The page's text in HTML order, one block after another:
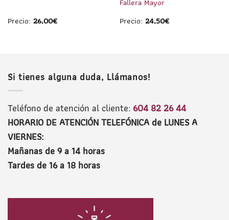
Precio: 26,00€
Precio: 24,50€
Si tienes alguna duda, Llámanos!
Teléfono de atención al cliente: 604 82 26 44
HORARIO DE ATENCIÓN TELEFÓNICA de LUNES A
VIERNES:
Mañanas de 9 a 14 horas
Tardes de 16 a 18 horas